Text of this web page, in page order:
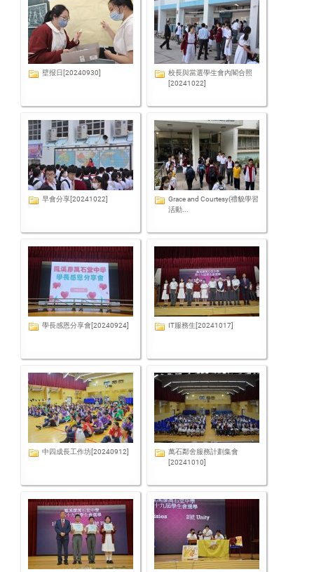
壁报日[20240930]
校長與當選學生會內閣合照
[20241022]
早會分享[20241022]
Grace and Courtesy(禮貌學習
活動...
學長感恩分享會[20240924] IT服務生[20241017]
中四成長工作坊[20240912]
萬石鄰舍服務計劃集會
[20241010]